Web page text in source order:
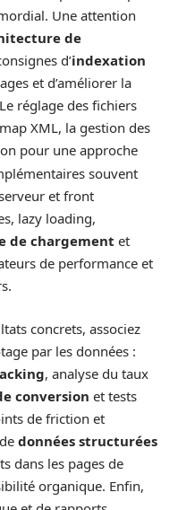
Une attention
de
d’indexation
et d’améliorer la
réglage des fichiers
XML, la gestion des
pour une approche
souvent
et front
lazy loading,
de chargement et
de performance et
concrets, associez
par les données :
, analyse du taux
conversion et tests
de friction et
données structurées
dans les pages de
organique. Enfin,